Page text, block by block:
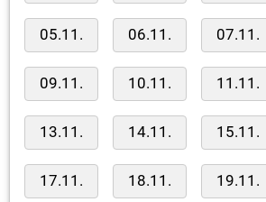
05.11. 06.11. 07.11.
09.11. 10.11. 11.11.
13.11. 14.11. 15.11.
17.11. 18.11. 19.11.